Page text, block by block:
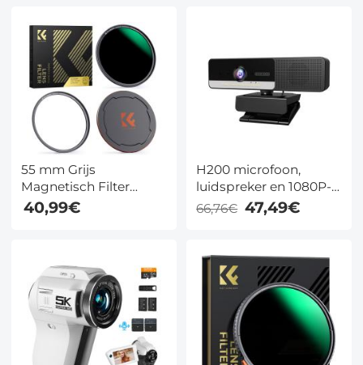
55 mm Grijs
Magnetisch Filter
ND1000 (10 Stop) ND
Magneet Lens Filter
Nano Xcel Serie
40,99€
H200 microfoon,
luidspreker en 1080P-
lens drie-in-één high-
privacybescherming
66,76€ 47,49€